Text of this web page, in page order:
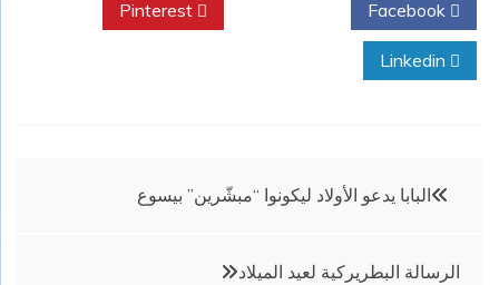
تصفّحالبابا يدعو الأولاد ليكونوا “مبشّرين” بيسوع
الرسالة البطريركية لعيد الميلاد